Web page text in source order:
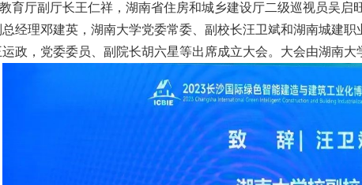
育厅副厅长王仁祥，湖南省住房和城乡建设厅二级巡视员吴启
经理邓建英，湖南大学党委常委、副校长汪卫斌和湖南城建
政，党委委员、副院长胡六星等出席成立大会。大会由湖南大